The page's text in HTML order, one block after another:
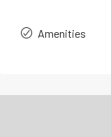
Amenities